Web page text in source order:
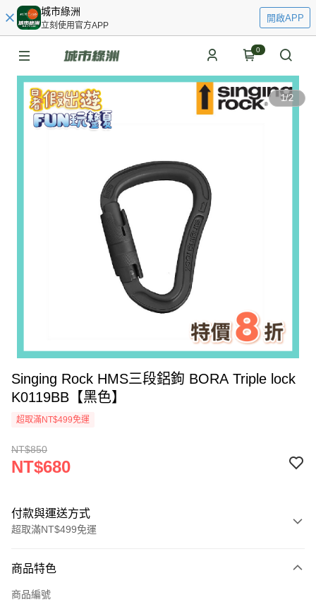
城市綠洲
立刻使用官方APP
開啟APP
0
1/2
Singing Rock HMS三段鋁鉤 BORA Triple lock
K0119BB【黑色】
超取滿NT$499免運
NT$850
NT$680
付款與運送方式
超取滿NT$499免運
信用卡一次付款
超商取貨付款
商品特色
商品編號